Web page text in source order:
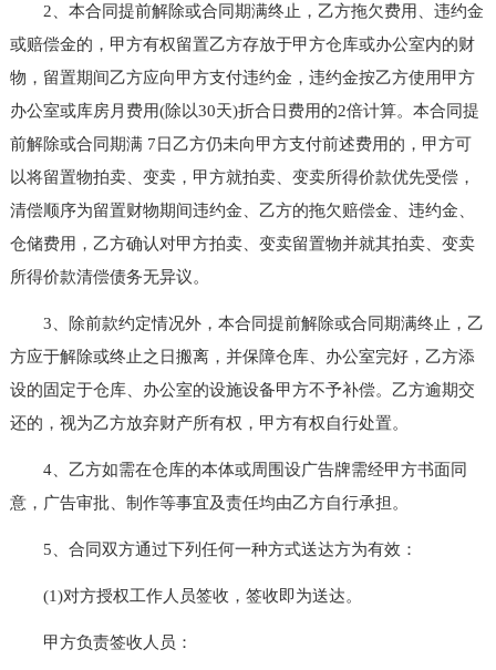
2、本合同提前解除或合同期满终止，乙方拖欠费用、违约金
或赔偿金的，甲方有权留置乙方存放于甲方仓库或办公室内的财
物，留置期间乙方应向甲方支付违约金，违约金按乙方使用甲方
办公室或库房月费用(除以30天)折合日费用的2倍计算。本合同提
前解除或合同期满 7日乙方仍未向甲方支付前述费用的，甲方可
以将留置物拍卖、变卖，甲方就拍卖、变卖所得价款优先受偿，
清偿顺序为留置财物期间违约金、乙方的拖欠赔偿金、违约金、
仓储费用，乙方确认对甲方拍卖、变卖留置物并就其拍卖、变卖
所得价款清偿债务无异议。
3、除前款约定情况外，本合同提前解除或合同期满终止，乙
方应于解除或终止之日搬离，并保障仓库、办公室完好，乙方添
设的固定于仓库、办公室的设施设备甲方不予补偿。乙方逾期交
还的，视为乙方放弃财产所有权，甲方有权自行处置。
4、乙方如需在仓库的本体或周围设广告牌需经甲方书面同
意，广告审批、制作等事宜及责任均由乙方自行承担。
5、合同双方通过下列任何一种方式送达方为有效：
(1)对方授权工作人员签收，签收即为送达。
甲方负责签收人员：